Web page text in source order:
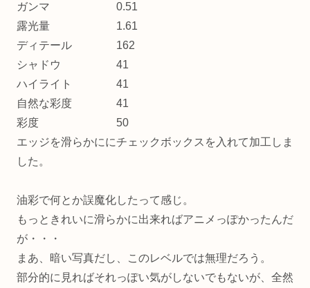
ガンマ 0.51
露光量 1.61
ディテール 162
シャドウ 41
ハイライト 41
自然な彩度 41
彩度 50
エッジを滑らかににチェックボックスを入れて加工しま
した。
油彩で何とか誤魔化したって感じ。
もっときれいに滑らかに出来ればアニメっぽかったんだ
が・・・
まあ、暗い写真だし、このレベルでは無理だろう。
部分的に見ればそれっぽい気がしないでもないが、全然